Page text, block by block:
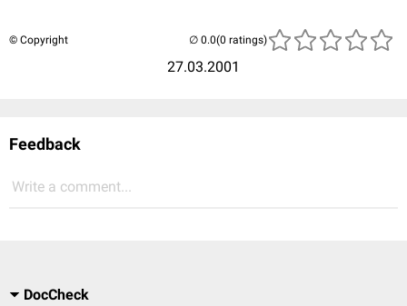
© Copyright
27.03.2001
(0 ratings)
Feedback
Write a comment...
DocCheck